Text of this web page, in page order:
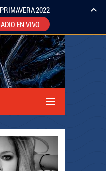
2022
EN VIVO